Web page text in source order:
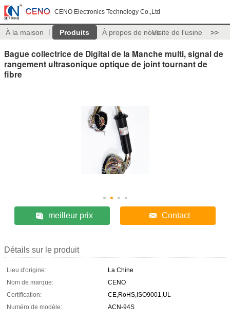
CENO Electronics Technology Co.,Ltd
À la maison Produits À propos de nousVisite de l'usine >>
Bague collectrice de Digital de la Manche multi, signal de
rangement ultrasonique optique de joint tournant de
fibre
meilleur prix Contact
Détails sur le produit
Lieu d'origine:
La Chine
Nom de marque:
CENO
Certification:
CE,RoHS,ISO9001,UL
Numéro de modèle:
ACN-94S